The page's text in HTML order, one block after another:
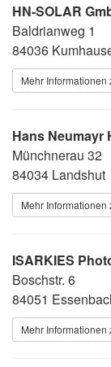
HN-SOLAR
Baldrianweg 1
84036
Mehr Informationen
Hans Neumayr
Münchnerau 32
84034 Landshut
Mehr Informationen
ISARKIES
Boschstr. 6
84051
Mehr Informationen